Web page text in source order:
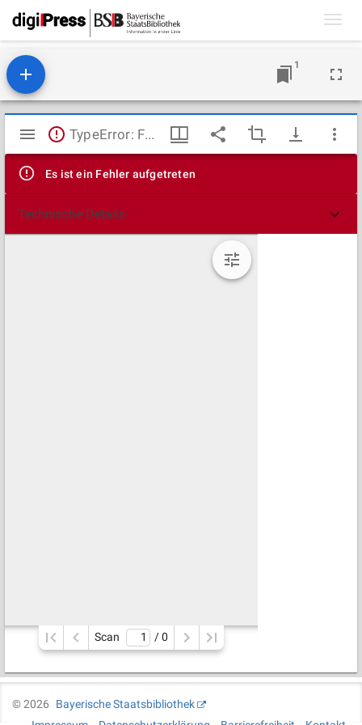
1
Mirador
Viewer
TypeError: Failed to fetch
Es ist ein Fehler aufgetreten
Technische Details
Scan / 0
©2026
Bayerische Staatsbibliothek